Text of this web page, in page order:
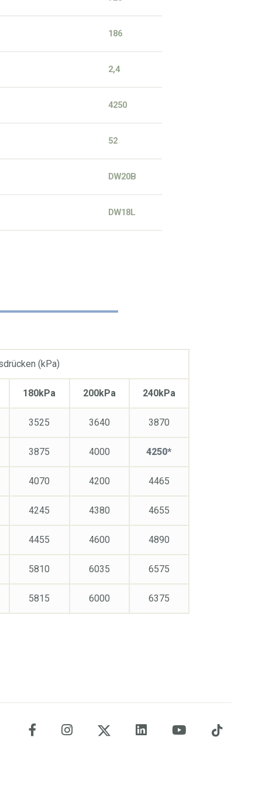
186
2,4
4250
52
DW20B
DW18L
(kPa)
180kPa
3525
3875
4070
4245
4455
5810
5815
200kPa
3640
4000
4200
4380
4600
6035
6000
240kPa
3870
4250*
4465
4655
4890
6575
6375